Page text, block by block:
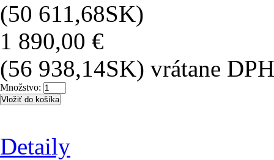
(50 611,68SK)
1 890,00 €
(56 938,14SK) vrátane DPH
Množstvo:
Detaily